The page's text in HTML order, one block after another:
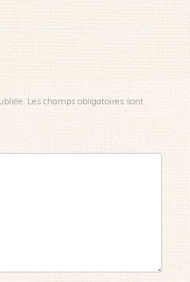
Les champs obligatoires sont